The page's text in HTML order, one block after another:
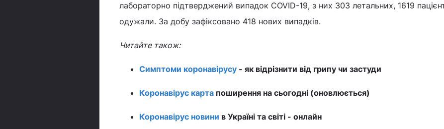
лабораторно підтверджений випадок COVID-19, з них 303 летальних, 1619
одужали. За добу зафіксовано 418 нових випадків.
Читайте також:
Симптоми коронавірусу - як відрізнити від грипу чи застуди
Коронавірус карта поширення на сьогодні (оновлюється)
Коронавірус новини в Україні та світі - онлайн